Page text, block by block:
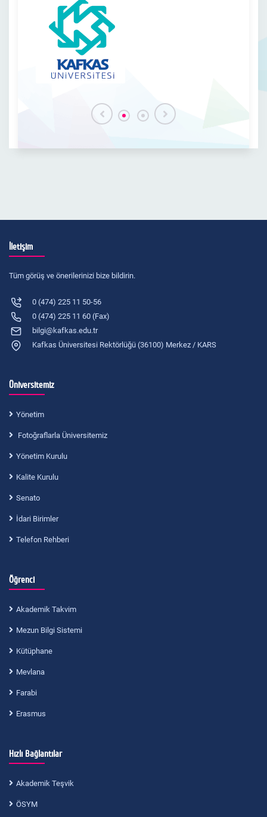
İletişim
Tüm görüş ve önerilerinizi bize bildirin.
0 (474) 225 11 50-56
0 (474) 225 11 60 (Fax)
bilgi@kafkas.edu.tr
Kafkas Üniversitesi Rektörlüğü (36100) Merkez / KARS
Üniversitemiz
Yönetim
Fotoğraflarla Üniversitemiz
Yönetim Kurulu
Kalite Kurulu
Senato
İdari Birimler
Telefon Rehberi
Öğrenci
Akademik Takvim
Mezun Bilgi Sistemi
Kütüphane
Mevlana
Farabi
Erasmus
Hızlı Bağlantılar
Akademik Teşvik
ÖSYM